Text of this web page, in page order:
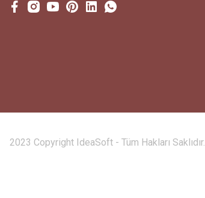
2023 Copyright IdeaSoft - Tüm Hakları Saklıdır.